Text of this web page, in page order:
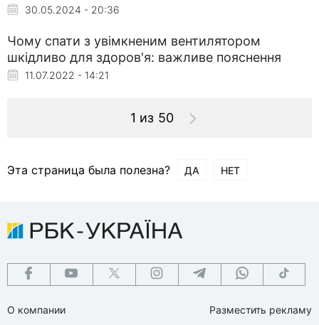
30.05.2024 - 20:36
Чому спати з увімкненим вентилятором
шкідливо для здоров'я: важливе пояснення
11.07.2022 - 14:21
1 из 50
Эта страница была полезна? ДА НЕТ
О компании
Разместить рекламу